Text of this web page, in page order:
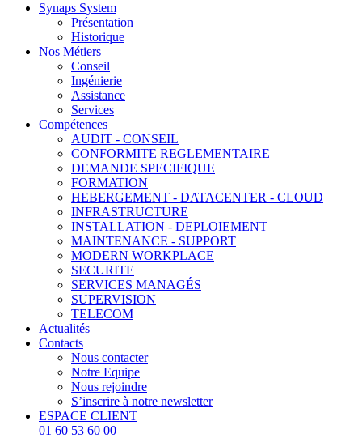
Synaps System
Présentation
Historique
Nos Métiers
Conseil
Ingénierie
Assistance
Services
Compétences
AUDIT - CONSEIL
CONFORMITE REGLEMENTAIRE
DEMANDE SPECIFIQUE
FORMATION
HEBERGEMENT - DATACENTER - CLOUD
INFRASTRUCTURE
INSTALLATION - DEPLOIEMENT
MAINTENANCE - SUPPORT
MODERN WORKPLACE
SECURITE
SERVICES MANAGÉS
SUPERVISION
TELECOM
Actualités
Contacts
Nous contacter
Notre Equipe
Nous rejoindre
S’inscrire à notre newsletter
ESPACE CLIENT
01 60 53 60 00